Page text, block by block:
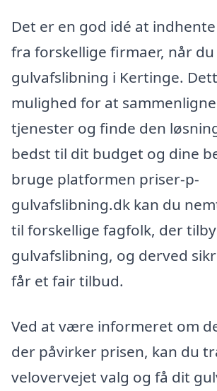
Det er en god idé at
fra forskellige firmaer, når
gulvafslibning i Kertinge.
mulighed for at
tjenester og finde den
bedst til dit budget og dine
bruge platformen priser-p-
gulvafslibning.dk kan du
til forskellige fagfolk, der
gulvafslibning, og derved
får et fair tilbud.
Ved at være informeret om
der påvirker prisen, kan du
velovervejet valg og få dit